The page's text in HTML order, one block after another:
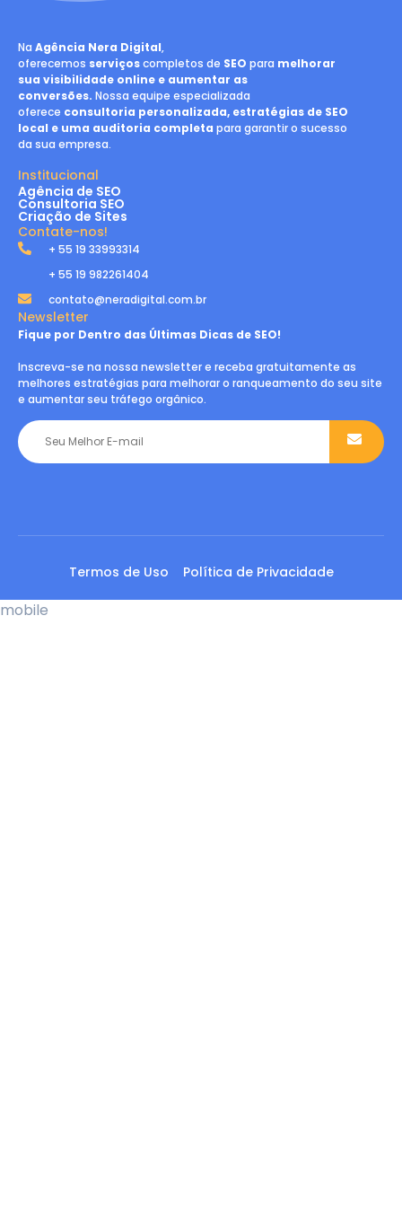
Na Agência Nera Digital,
oferecemos serviçoscompletos de SEO para melhorar
sua visibilidade online e aumentar as
conversões. Nossa equipe especializada
oferece consultoria personalizada, estratégias de SEO
local e uma auditoria completa para garantir o sucesso
da sua empresa.
Institucional
Agência de SEO
Consultoria SEO
Criação de Sites
Contate-nos!
+ 55 19 33993314
+ 55 19 982261404
contato@neradigital.com.br
Newsletter
Fique por Dentro das Últimas Dicas de SEO!
Inscreva-se na nossa newsletter e receba gratuitamente as
melhores estratégias para melhorar o ranqueamento do seu site
e aumentar seu tráfego orgânico.
Termos de Uso Política de Privacidade